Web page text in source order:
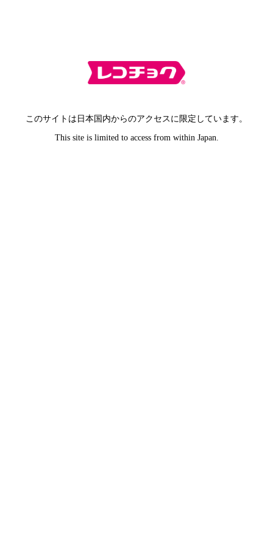
このサイトは日本国内からのアクセスに限定しています。
This site is limited to access from within Japan.